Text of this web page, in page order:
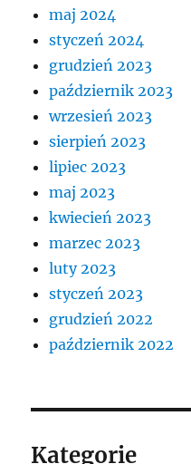
maj 2024
styczeń 2024
grudzień 2023
październik 2023
wrzesień 2023
sierpień 2023
lipiec 2023
maj 2023
kwiecień 2023
marzec 2023
luty 2023
styczeń 2023
grudzień 2022
październik 2022
Kategorie